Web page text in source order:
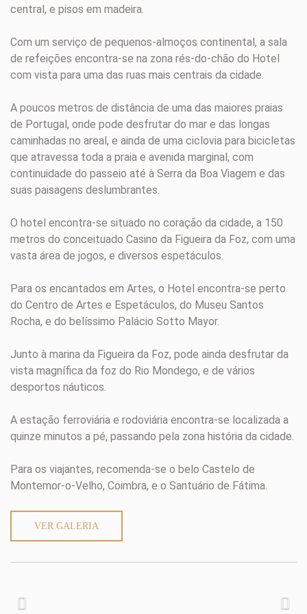
central, e pisos em madeira.
Com um serviço de pequenos-almoços continental, a sala
de refeições encontra-se na zona rés-do-chão do Hotel
com vista para uma das ruas mais centrais da cidade.
A poucos metros de distância de uma das maiores praias
de Portugal, onde pode desfrutar do mar e das longas
caminhadas no areal, e ainda de uma ciclovia para bicicletas
que atravessa toda a praia e avenida marginal, com
continuidade do passeio até à Serra da Boa Viagem e das
suas paisagens deslumbrantes.
O hotel encontra-se situado no coração da cidade, a 150
metros do conceituado Casino da Figueira da Foz, com uma
vasta área de jogos, e diversos espetáculos.
Para os encantados em Artes, o Hotel encontra-se perto
do Centro de Artes e Espetáculos, do Museu Santos
Rocha, e do belíssimo Palácio Sotto Mayor.
Junto à marina da Figueira da Foz, pode ainda desfrutar da
vista magnífica da foz do Rio Mondego, e de vários
desportos náuticos.
A estação ferroviária e rodoviária encontra-se localizada a
quinze minutos a pé, passando pela zona história da cidade.
Para os viajantes, recomenda-se o belo Castelo de
Montemor-o-Velho, Coimbra, e o Santuário de Fátima.
VER GALERIA